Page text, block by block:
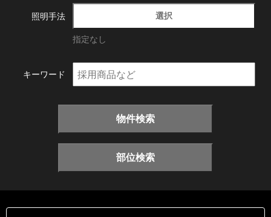
照明手法 選択
指定なし
キーワード
物件検索
部位検索